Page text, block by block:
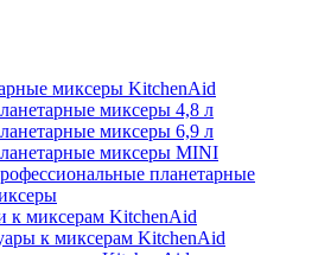
миксеры KitchenAid
миксеры 4,8 л
миксеры 6,9 л
миксеры MINI
планетарные
к миксерам KitchenAid
к миксерам KitchenAid